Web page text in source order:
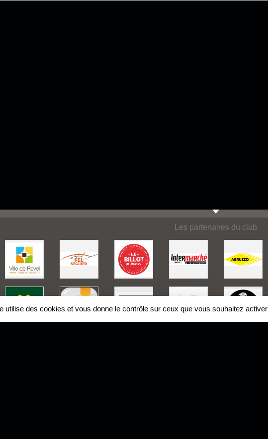
Les partenaires du club
utilise des cookies et vous donne le contrôle sur ceux que vous souhaitez activer